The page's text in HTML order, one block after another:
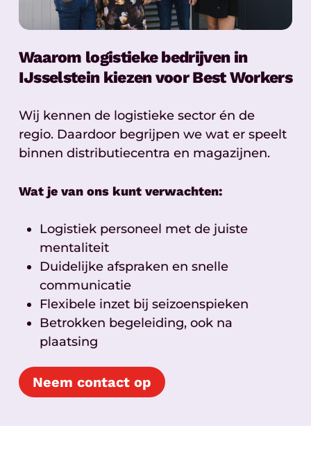
Waarom logistieke bedrijven in
IJsselstein kiezen voor Best Workers
Wij kennen de logistieke sector én de
regio. Daardoor begrijpen we wat er speelt
binnen distributiecentra en magazijnen.
Wat je van ons kunt verwachten:
Logistiek personeel met de juiste
mentaliteit
Duidelijke afspraken en snelle
communicatie
Flexibele inzet bij seizoenspieken
Betrokken begeleiding, ook na
plaatsing
Neem contact op